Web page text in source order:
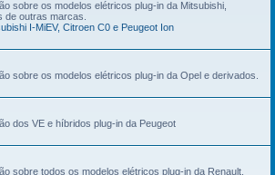
sobre os modelos elétricos plug-in da Mitsubishi,
de outras marcas.
I-MiEV, Citroen C0 e Peugeot Ion
sobre os modelos elétricos plug-in da Opel e derivados.
dos VE e híbridos plug-in da Peugeot
sobre todos os modelos elétricos plug-in da Renault.